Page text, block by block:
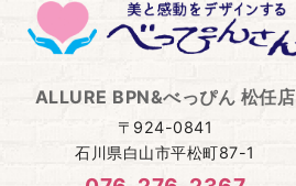
ALLURE BPN&べっぴん 松任店
〒924-0841
石川県白山市平松町87-1